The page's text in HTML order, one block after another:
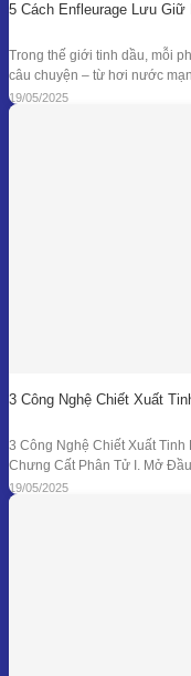
5 Cách Enfleurage Lưu
Trong thế giới tinh dầu, mỗi
câu chuyện – từ hơi nước
dòng chảy công nghệ ấy,
tại như một biểu tượng
19/05/2025
3 Công Nghệ Chiết Xuất
3 Công Nghệ Chiết Xuất
Chưng Cất Phân Tử I. Mở
tối ưu hóa hiệu suất chiết
mục tiêu hàng đầu. Bên
19/05/2025